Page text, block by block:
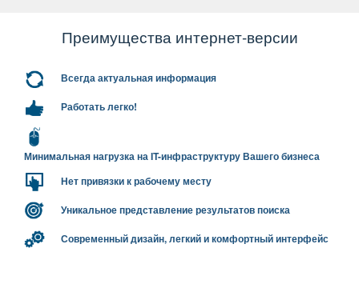
Преимущества интернет-версии
сегда актуальная информация
Работать легко!
Минимальная нагрузка на IT-инфраструктуру Вашего бизнеса
Нет привязки к рабочему месту
Уникальное представление результатов поиска
Современный дизайн, легкий и комфортный интерфейс